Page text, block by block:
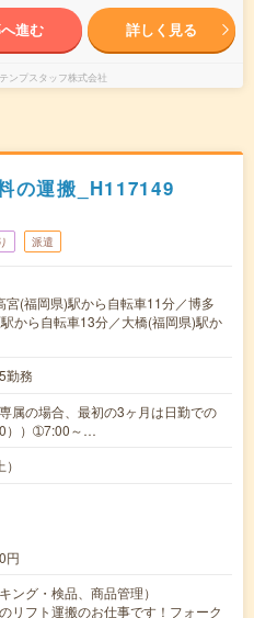
進む 詳しく見る
ンプスタッフ株式会社
の運搬_H117149
派遣
宮(福岡県)駅から自転車11分／博多
から自転車13分／大橋(福岡県)駅か
勤務
属の場合、最初の3ヶ月は日勤での
））➀7:00～…
円
ング・検品、商品管理）
リフト運搬のお仕事です！フォーク